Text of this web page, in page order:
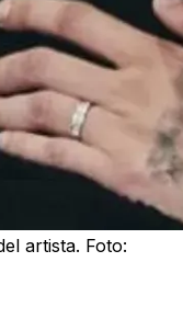
artista. Foto: